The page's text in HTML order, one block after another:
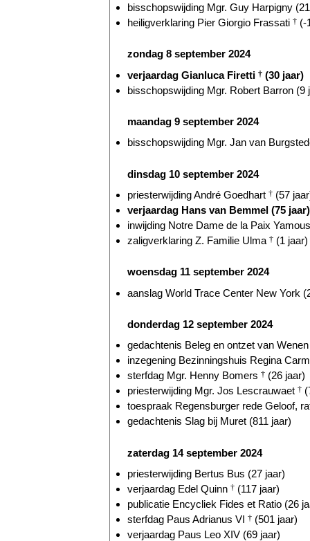
bisschopswijding Mgr. Guy Harpigny
heiligverklaring Pier Giorgio Frassati † (-
zondag 8 september 2024
verjaardag Gianluca Firetti † (30 jaar)
bisschopswijding Mgr. Robert Barron (9
maandag 9 september 2024
bisschopswijding Mgr. Jan van
dinsdag 10 september 2024
priesterwijding André Goedhart † (57
verjaardag Hans van Bemmel (75 jaar)
inwijding Notre Dame de la Paix
zaligverklaring Z. Familie Ulma † (1 jaar)
woensdag 11 september 2024
aanslag World Trace Center New York
donderdag 12 september 2024
gedachtenis Beleg en ontzet van
inzegening Bezinningshuis Regina
sterfdag Mgr. Henny Bomers † (26 jaar)
priesterwijding Mgr. Jos Lescrauwaet †
toespraak Regensburger rede Geloof,
gedachtenis Slag bij Muret (811 jaar)
zaterdag 14 september 2024
priesterwijding Bertus Bus (27 jaar)
verjaardag Edel Quinn † (117 jaar)
publicatie Encycliek Fides et Ratio (26
sterfdag Paus Adrianus VI † (501 jaar)
verjaardag Paus Leo XIV (69 jaar)